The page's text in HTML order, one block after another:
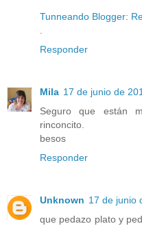
Tunneando Blogger:
Responder
Mila 17 de junio de
Seguro que están
rinconcito.
besos
Responder
Unknown 17 de junio
que pedazo plato y